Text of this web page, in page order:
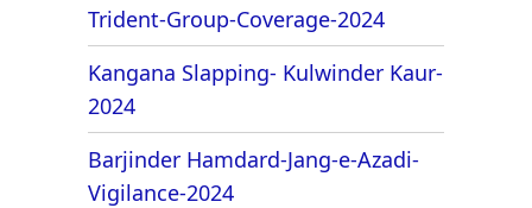
Trident-Group-Coverage-2024
Kangana Slapping- Kulwinder Kaur-
2024
Barjinder Hamdard-Jang-e-Azadi-
Vigilance-2024